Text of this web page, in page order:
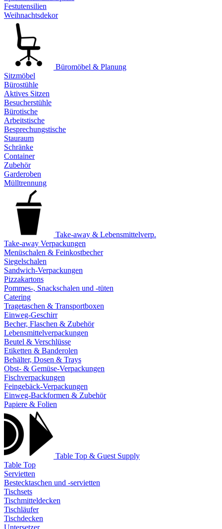
Festutensilien
Weihnachtsdekor
Büromöbel & Planung
Sitzmöbel
Bürostühle
Aktives Sitzen
Besucherstühle
Bürotische
Arbeitstische
Besprechungstische
Stauraum
Schränke
Container
Zubehör
Garderoben
Mülltrennung
Take-away & Lebensmittelverp.
Take-away Verpackungen
Menüschalen & Feinkostbecher
Siegelschalen
Sandwich-Verpackungen
Pizzakartons
Pommes-, Snackschalen und -tüten
Catering
Tragetaschen & Transportboxen
Einweg-Geschirr
Becher, Flaschen & Zubehör
Lebensmittelverpackungen
Beutel & Verschlüsse
Etiketten & Banderolen
Behälter, Dosen & Trays
Obst- & Gemüse-Verpackungen
Fischverpackungen
Feingebäck-Verpackungen
Einweg-Backformen & Zubehör
Papiere & Folien
Table Top & Guest Supply
Table Top
Servietten
Bestecktaschen und -servietten
Tischsets
Tischmitteldecken
Tischläufer
Tischdecken